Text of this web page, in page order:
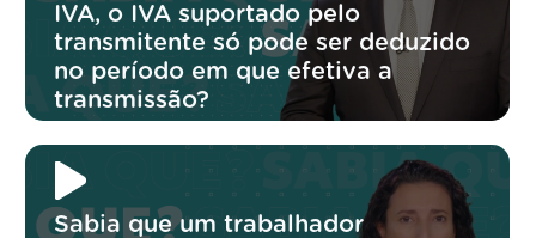
IVA, o IVA suportado pelo
transmitente só pode ser deduzido
no período em que efetiva a
transmissão?
Sabia que um trabalhador